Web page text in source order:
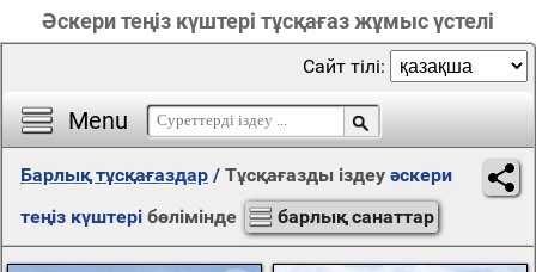
Әскери теңіз күштері тұсқағаз жұмыс үстелі
Menu
Сайт тілі:
Барлық тұсқағаздар / Тұсқағазды іздеу әскери
теңіз күштері бөлімінде барлық санаттар